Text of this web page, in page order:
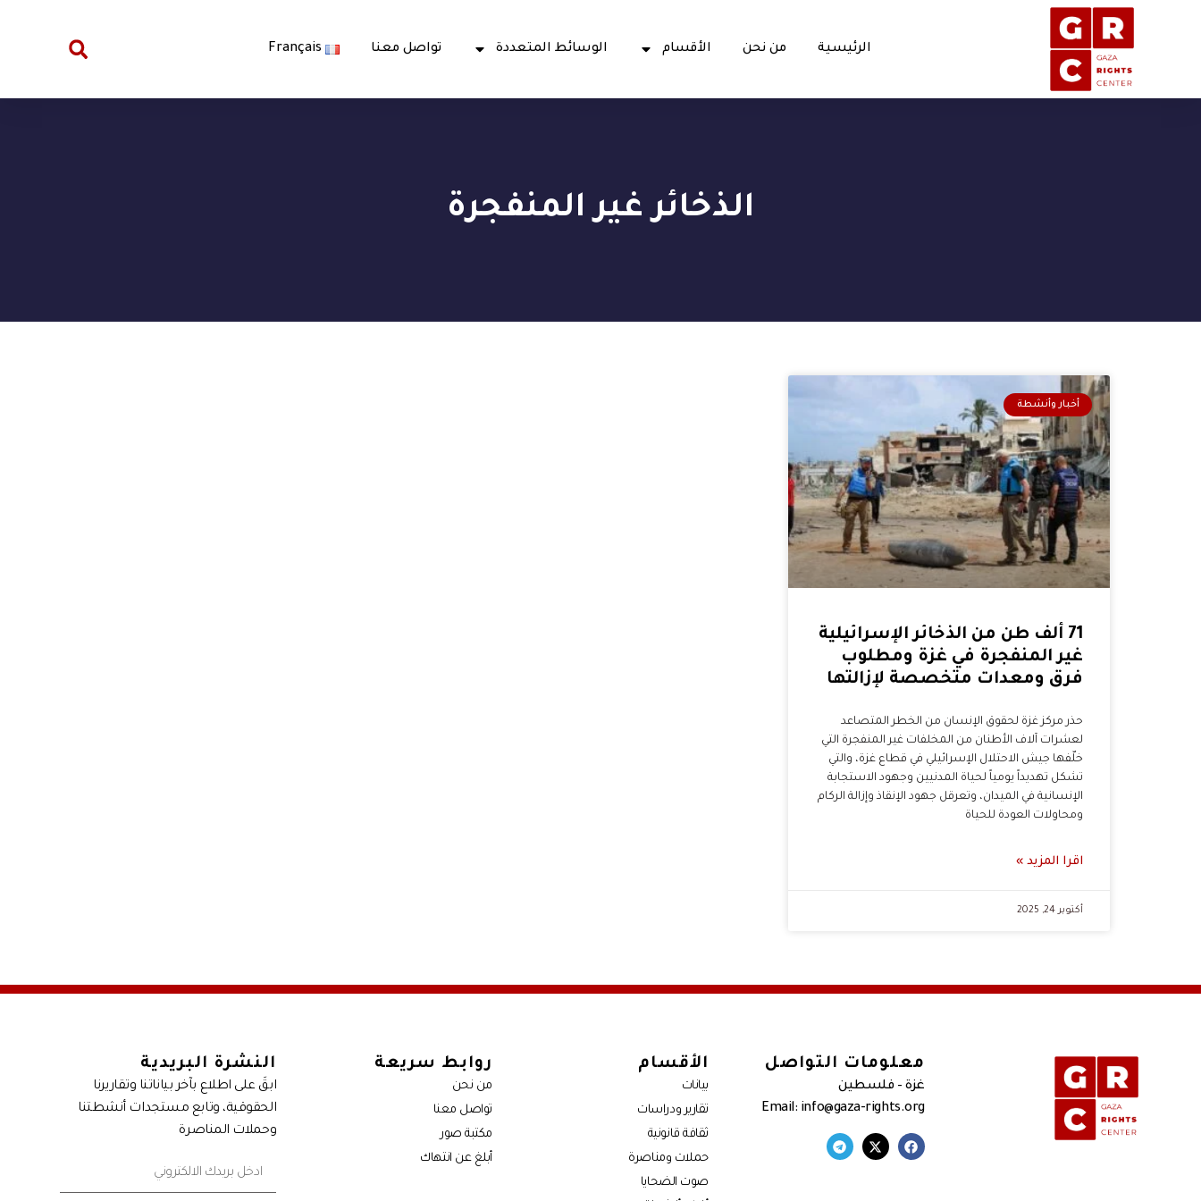
الرئيسية من نحن الأقسام الوسائط المتعددة تواصل معنا Français
الذخائر غير المنفجرة
أخبار وأنشطة
71 ألف طن من الذخائر الإسرائيلية
غير المنفجرة في غزة ومطلوب
فرق ومعدات متخصصة لإزالتها
حذر مركز غزة لحقوق الإنسان من الخطر المتصاعد
لعشرات آلاف الأطنان من المخلفات غير المنفجرة التي
خلّفها جيش الاحتلال الإسرائيلي في قطاع غزة، والتي
تشكل تهديداً يومياً لحياة المدنيين وجهود الاستجابة
الإنسانية في الميدان، وتعرقل جهود الإنقاذ وإزالة الركام
ومحاولات العودة للحياة
اقرا المزيد »
أكتوبر 24, 2025
معلومات التواصل
غزة – فلسطين
Email: info@gaza-rights.org
الأقسام
بيانات
تقارير ودراسات
ثقافة قانونية
حملات ومناصرة
صوت الضحايا
روابط سريعة
من نحن
تواصل معنا
مكتبة صور
أبلغ عن انتهاك
النشرة البريدية
ابقَ على اطلاع بآخر بياناتنا وتقاريرنا
الحقوقية، وتابع مستجدات أنشطتنا
وحملات المناصرة